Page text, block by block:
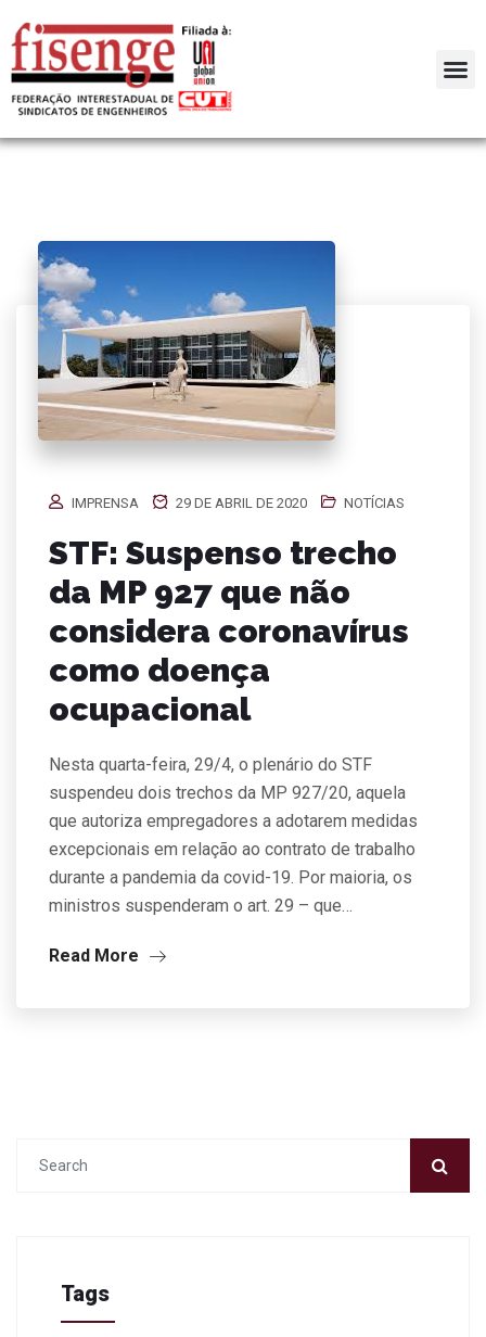
IMPRENSA 29 DE ABRIL DE 2020 NOTÍCIAS
STF: Suspenso trecho
da MP 927 que não
considera coronavírus
como doença
ocupacional
Nesta quarta-feira, 29/4, o plenário do STF
suspendeu dois trechos da MP 927/20, aquela
que autoriza empregadores a adotarem medidas
excepcionais em relação ao contrato de trabalho
durante a pandemia da covid-19. Por maioria, os
ministros suspenderam o art. 29 – que…
Read More
Tags